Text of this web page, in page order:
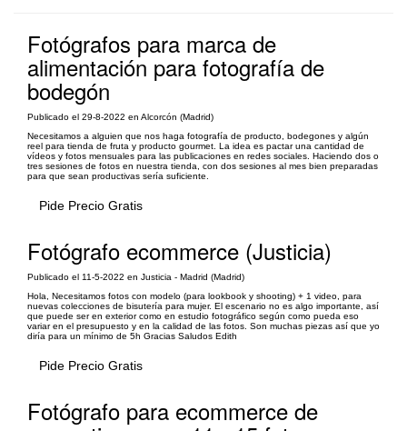
Fotógrafos para marca de
alimentación para fotografía de
bodegón
Publicado el 29-8-2022 en Alcorcón (Madrid)
Necesitamos a alguien que nos haga fotografía de producto, bodegones y algún
reel para tienda de fruta y producto gourmet. La idea es pactar una cantidad de
vídeos y fotos mensuales para las publicaciones en redes sociales. Haciendo dos o
tres sesiones de fotos en nuestra tienda, con dos sesiones al mes bien preparadas
para que sean productivas sería suficiente.
Pide Precio Gratis
Fotógrafo ecommerce (Justicia)
Publicado el 11-5-2022 en Justicia - Madrid (Madrid)
Hola, Necesitamos fotos con modelo (para lookbook y shooting) + 1 video, para
nuevas colecciones de bisutería para mujer. El escenario no es algo importante, así
que puede ser en exterior como en estudio fotográfico según como pueda eso
variar en el presupuesto y en la calidad de las fotos. Son muchas piezas así que yo
diría para un mínimo de 5h Gracias Saludos Edith
Pide Precio Gratis
Fotógrafo para ecommerce de